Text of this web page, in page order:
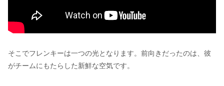
そこでフレンキーは一つの光となります。前向きだったのは、彼
がチームにもたらした新鮮な空気です。